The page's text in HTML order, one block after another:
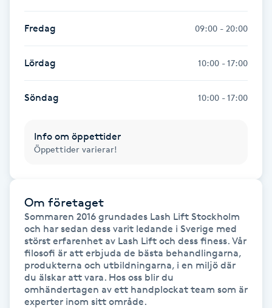
Lymfmassage
Läpptatuering
Manikyr & Pedikyr
Massage
Medial vägledning
Fredag 09:00 - 20:00
Lördag 10:00 - 17:00
Söndag 10:00 - 17:00
Info om öppettider
Öppettider varierar!
Om företaget
Sommaren 2016 grundades Lash Lift Stockholm
och har sedan dess varit ledande i Sverige med
störst erfarenhet av Lash Lift och dess finess. Vår
filosofi är att erbjuda de bästa behandlingarna,
produkterna och utbildningarna, i en miljö där
du älskar att vara. Hos oss blir du
omhändertagen av ett handplockat team som är
experter inom sitt område.